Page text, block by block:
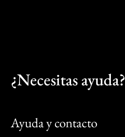
¿Necesitas ayuda?
Ayuda y contacto